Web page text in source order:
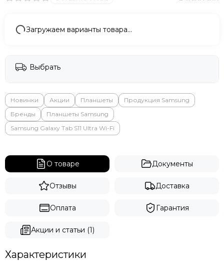
Valve
Whoop
ZTE
Загружаем варианты товара…
Выбрать
Новинки Акции Планшеты
Продукция Samsung
Бренды
Планшеты Samsung
Samsung Galaxy Tab S11 Ultra Wi-Fi
О товаре Документы
Отзывы Доставка
Оплата Гарантия
Акции и статьи (1)
Характеристики